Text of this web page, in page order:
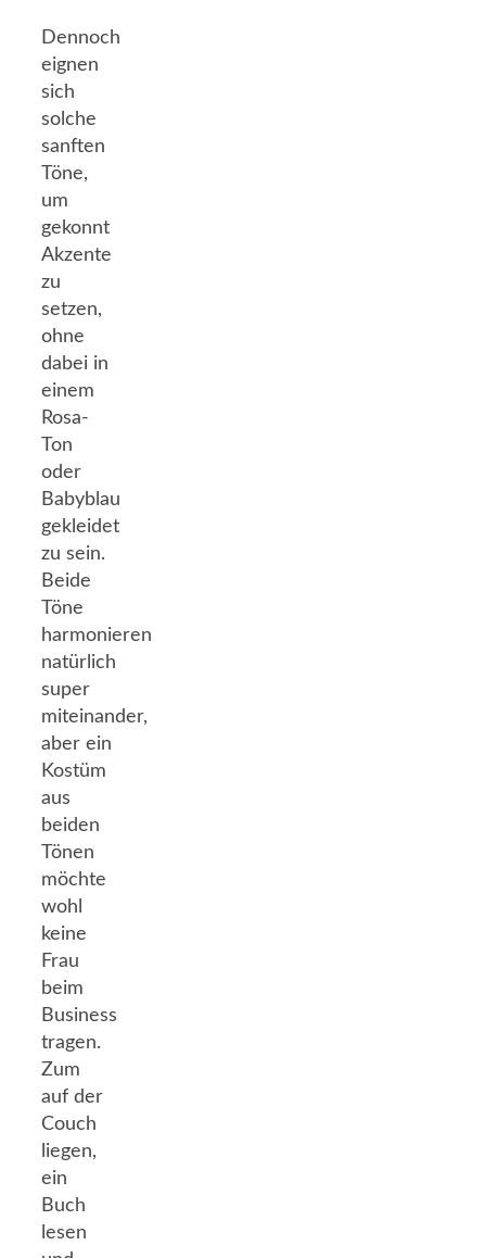
Dennoch
eignen
sich
solche
sanften
Töne,
um
gekonnt
Akzente
zu
setzen,
ohne
dabei in
einem
Rosa-
Ton
oder
Babyblau
gekleidet
zu sein.
Beide
Töne
harmonieren
natürlich
super
miteinander,
aber ein
Kostüm
aus
beiden
Tönen
möchte
wohl
keine
Frau
beim
Business
tragen.
Zum
auf der
Couch
liegen,
ein
Buch
lesen